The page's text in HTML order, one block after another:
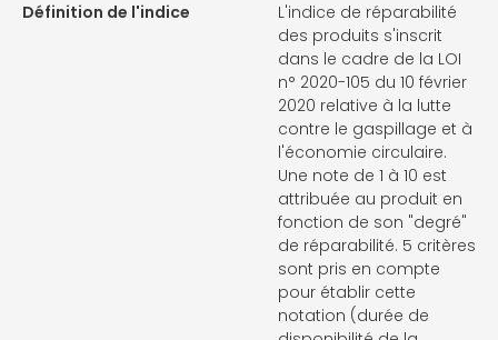
Définition de l'indice
L'indice de réparabilité
des produits s'inscrit
dans le cadre de la LOI
n° 2020-105 du 10 février
2020 relative à la lutte
contre le gaspillage et à
l'économie circulaire.
Une note de 1 à 10 est
attribuée au produit en
fonction de son "degré"
de réparabilité. 5 critères
sont pris en compte
pour établir cette
notation (durée de